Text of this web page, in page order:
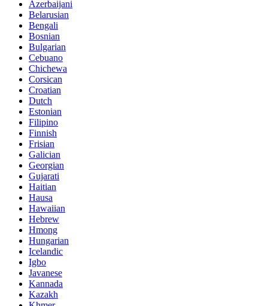
Azerbaijani
Belarusian
Bengali
Bosnian
Bulgarian
Cebuano
Chichewa
Corsican
Croatian
Dutch
Estonian
Filipino
Finnish
Frisian
Galician
Georgian
Gujarati
Haitian
Hausa
Hawaiian
Hebrew
Hmong
Hungarian
Icelandic
Igbo
Javanese
Kannada
Kazakh